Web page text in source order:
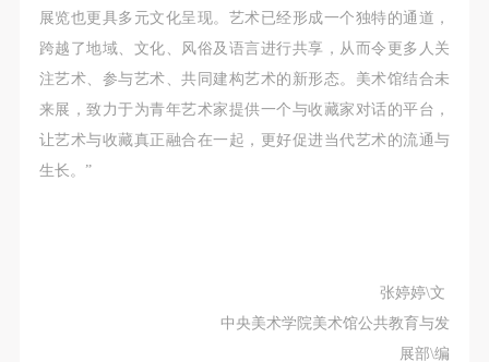
展览也更具多元文化呈现。艺术已经形成一个独特的通道，
跨越了地域、文化、风俗及语言进行共享，从而令更多人关
注艺术、参与艺术、共同建构艺术的新形态。美术馆结合未
来展，致力于为青年艺术家提供一个与收藏家对话的平台，
让艺术与收藏真正融合在一起，更好促进当代艺术的流通与
生长。”
张婷婷\文
中央美术学院美术馆公共教育与发
展部\编